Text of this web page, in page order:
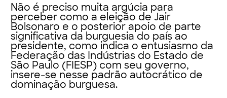
Não é preciso muita argúcia para
perceber como a eleição de Jair
Bolsonaro e o posterior apoio de parte
significativa da burguesia do país ao
presidente, como indica o entusiasmo da
Federação das Indústrias do Estado de
São Paulo (FIESP) com seu governo,
insere-se nesse padrão autocrático de
dominação burguesa.